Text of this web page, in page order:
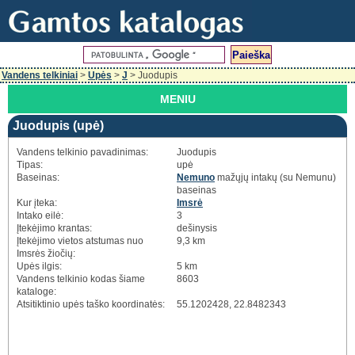
Vandens telkiniai > Upės > J > Juodupis
MENIU
Juodupis (upė)
Vandens telkinio pavadinimas:
Juodupis
Tipas:
upė
Baseinas:
Nemuno mažųjų intakų (su Nemunu)
baseinas
Kur įteka:
Imsrė
Intako eilė:
3
Įtekėjimo krantas:
dešinysis
Įtekėjimo vietos atstumas nuo
Imsrės žiočių:
9,3 km
Upės ilgis:
5 km
Vandens telkinio kodas šiame
kataloge:
8603
Atsitiktinio upės taško koordinatės: 55.1202428, 22.8482343